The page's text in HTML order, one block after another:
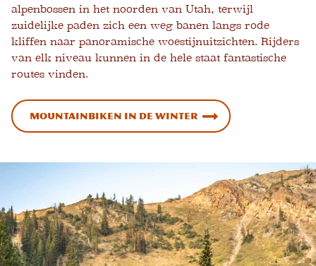
alpenbossen in het noorden van Utah, terwijl
zuidelijke paden zich een weg banen langs rode
kliffen naar panoramische woestijnuitzichten. Rijders
van elk niveau kunnen in de hele staat fantastische
routes vinden.
Mountainbiken in de winter